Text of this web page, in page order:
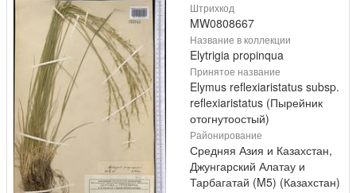
Штрихкод
MW0808667
Название в коллекции
Elytrigia propinqua
Принятое название
Elymus reflexiaristatus subsp.
reflexiaristatus (Пырейник
отогнутоостый)
Районирование
Средняя Азия и Казахстан,
Джунгарский Алатау и
Тарбагатай (M5) (Казахстан)